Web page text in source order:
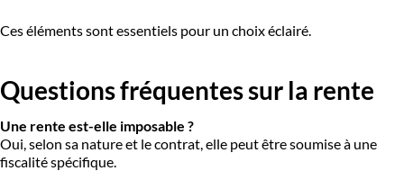
Ces éléments sont essentiels pour un choix éclairé.
Questions fréquentes sur la rente
Une rente est-elle imposable ?
Oui, selon sa nature et le contrat, elle peut être soumise à une
fiscalité spécifique.